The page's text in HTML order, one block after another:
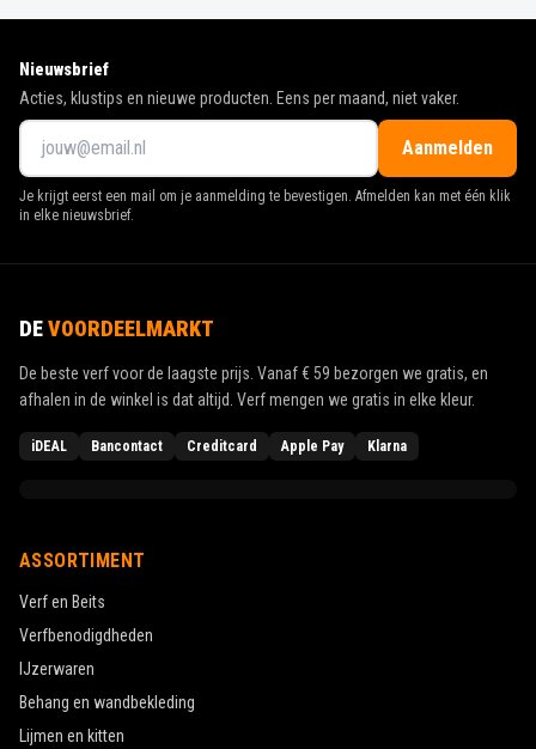
Nieuwsbrief
Acties, klustips en nieuwe producten. Eens per maand, niet vaker.
Aanmelden
Je krijgt eerst een mail om je aanmelding te bevestigen. Afmelden kan met één klik
in elke nieuwsbrief.
DEVOORDEELMARKT
De beste verf voor de laagste prijs. Vanaf€ 59 bezorgen we gratis, en
afhalen in de winkel is dat altijd. Verf mengen we gratis in elke kleur.
iDEAL Bancontact Creditcard Apple Pay Klarna
ASSORTIMENT
Verf en Beits
Verfbenodigdheden
IJzerwaren
Behang en wandbekleding
Lijmen en kitten